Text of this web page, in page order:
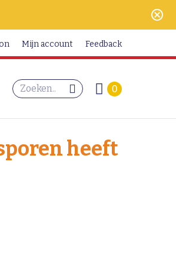
Mijn account Feedback
Search: 0
heeft